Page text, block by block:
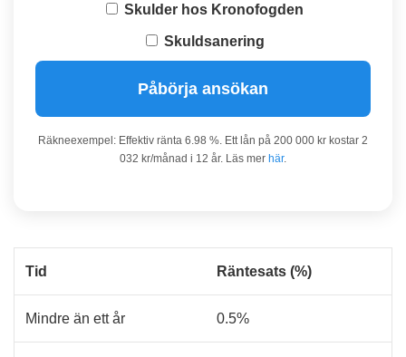
Skulder hos Kronofogden
Skuldsanering
Påbörja ansökan
Räkneexempel: Effektiv ränta 6.98 %. Ett lån på 200 000 kr kostar 2
032 kr/månad i 12 år. Läs mer här.
Tid Räntesats (%)
Mindre än ett år 0.5%